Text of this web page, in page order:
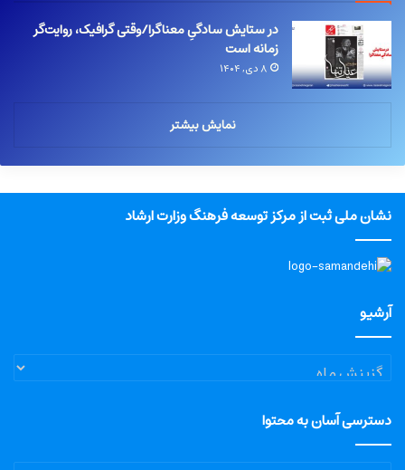
در ستایش سادگیِ معناگرا/وقتی گرافیک، روایت‌گر
زمانه است
۸ دی, ۱۴۰۴
نمایش بیشتر
نشان ملی ثبت از مرکز توسعه فرهنگ وزارت ارشاد
آرشیو
آرشیو
دسترسی آسان به محتوا